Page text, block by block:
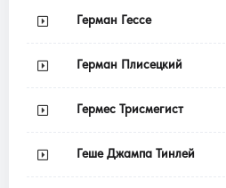
Герман Гессе
Герман Плисецкий
Гермес Трисмегист
Геше Джампа Тинлей